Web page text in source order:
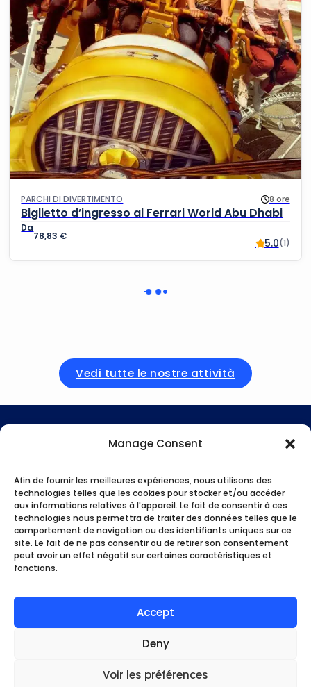
Manage Consent
Afin de fournir les meilleures expériences, nous utilisons des
technologies telles que les cookies pour stocker et/ou accéder
aux informations relatives à l'appareil. Le fait de consentir à ces
technologies nous permettra de traiter des données telles que le
comportement de navigation ou des identifiants uniques sur ce
site. Le fait de ne pas consentir ou de retirer son consentement
peut avoir un effet négatif sur certaines caractéristiques et
fonctions.
Accept
Deny
Voir les préférences
PARCHI DI DIVERTIMENTO 8 ore
Biglietto d’ingresso al Ferrari World Abu Dhabi
78,83 €
5.0(1)
Biglietto per l’acquario Lost Chambers
5.0(1)